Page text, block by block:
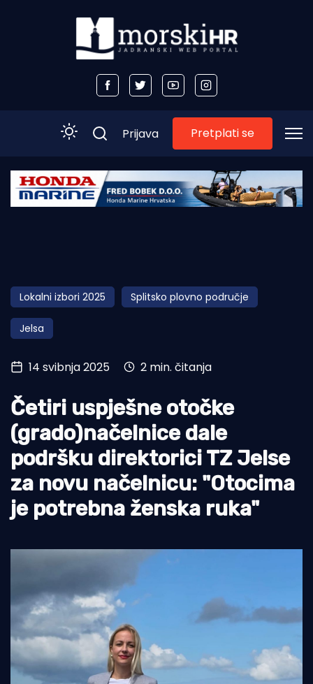
Početna
Obala
Otoci
Turizam i nautika
Pomorstvo
Ribolov
Ekologija
Tradicija i kultura
Prijava Pretplati se
Lokalni izbori 2025 Splitsko plovno područje
Jelsa
14 svibnja 2025 2 min. čitanja
Četiri uspješne otočke
(grado)načelnice dale
podršku direktorici TZ Jelse
za novu načelnicu: "Otocima
je potrebna ženska ruka"